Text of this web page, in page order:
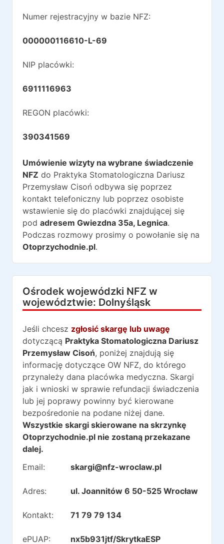
Numer rejestracyjny w bazie NFZ:
000000116610-L-69
NIP placówki:
6911116963
REGON placówki:
390341569
Umówienie wizyty na wybrane świadczenie
NFZ do Praktyka Stomatologiczna Dariusz
Przemysław Cisoń odbywa się poprzez
kontakt telefoniczny lub poprzez osobiste
wstawienie się do placówki znajdującej się
pod adresem Gwiezdna 35a, Legnica.
Podczas rozmowy prosimy o powołanie się na
Otoprzychodnie.pl.
Ośrodek wojewódzki NFZ w
województwie: Dolnyśląsk
Jeśli chcesz zgłosić skargę lub uwagę
dotyczącą Praktyka Stomatologiczna Dariusz
Przemysław Cisoń, poniżej znajdują się
informację dotyczące OW NFZ, do którego
przynależy dana placówka medyczna. Skargi
jak i wnioski w sprawie refundacji świadczenia
lub jej poprawy powinny być kierowane
bezpośredonie na podane niżej dane.
Wszystkie skargi skierowane na skrzynkę
Otoprzychodnie.pl nie zostaną przekazane
dalej.
Email:
skargi@nfz-wroclaw.pl
Adres: ul. Joannitów 6 50-525 Wrocław
Kontakt: 71 79 79 134
ePUAP: nx5b931jtf/SkrytkaESP